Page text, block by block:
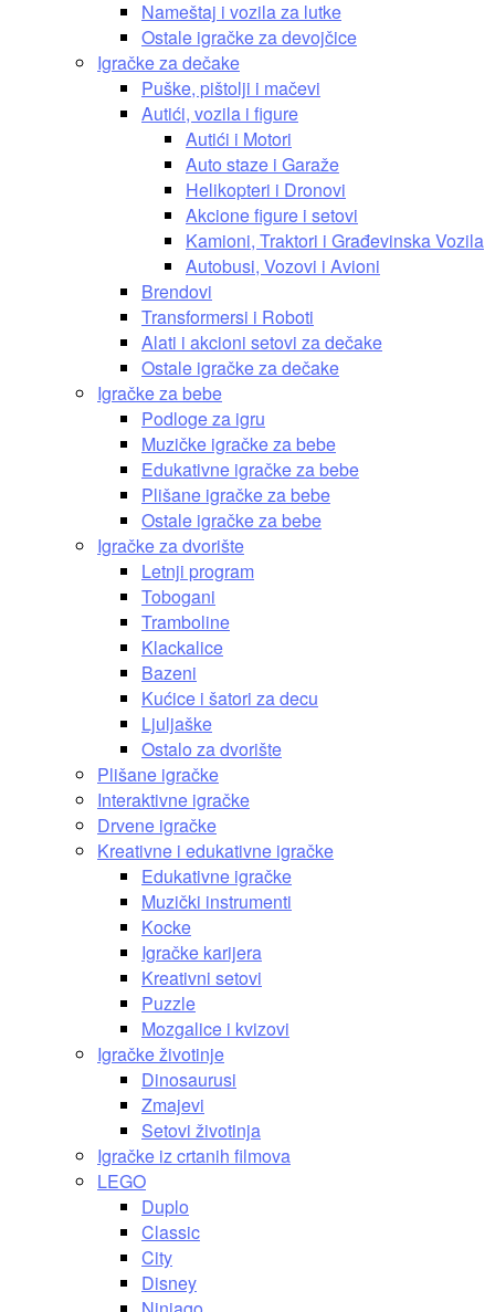
Nameštaj i vozila za lutke
Ostale igračke za devojčice
Igračke za dečake
Puške, pištolji i mačevi
Autići, vozila i figure
Autići i Motori
Auto staze i Garaže
Helikopteri i Dronovi
Akcione figure i setovi
Kamioni, Traktori i Građevinska Vozila
Autobusi, Vozovi i Avioni
Brendovi
Transformersi i Roboti
Alati i akcioni setovi za dečake
Ostale igračke za dečake
Igračke za bebe
Podloge za igru
Muzičke igračke za bebe
Edukativne igračke za bebe
Plišane igračke za bebe
Ostale igračke za bebe
Igračke za dvorište
Letnji program
Tobogani
Tramboline
Klackalice
Bazeni
Kućice i šatori za decu
Ljuljaške
Ostalo za dvorište
Plišane igračke
Interaktivne igračke
Drvene igračke
Kreativne i edukativne igračke
Edukativne igračke
Muzički instrumenti
Kocke
Igračke karijera
Kreativni setovi
Puzzle
Mozgalice i kvizovi
Igračke životinje
Dinosaurusi
Zmajevi
Setovi životinja
Igračke iz crtanih filmova
LEGO
Duplo
Classic
City
Disney